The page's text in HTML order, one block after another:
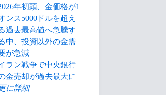
年初頭、金価格が1
ンス5000ドルを超え
過去最高値へ急騰す
中、投資以外の金需
が急減
ラン戦争で中央銀行
金売却が過去最大に
更に詳細